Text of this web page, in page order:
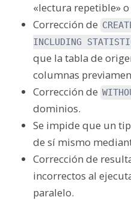
«lectura repetible»
Corrección de
INCLUDING
que la tabla de
columnas
Corrección de
dominios.
Se impide que un
de sí mismo
Corrección de
incorrectos al
paralelo.